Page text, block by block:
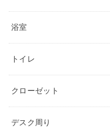
浴室
トイレ
クローゼット
デスク周り